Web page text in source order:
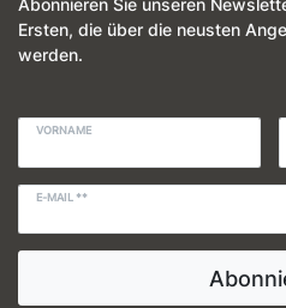
Abonnieren Sie unseren
Ersten, die über die neusten
werden.
VORNAME
E-MAIL **